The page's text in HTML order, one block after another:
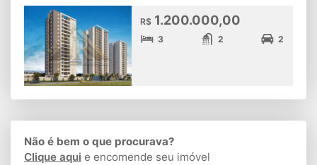
R$ 1.200.000,00
3 2 2
Não é bem o que procurava?
Clique aqui e encomende seu imóvel